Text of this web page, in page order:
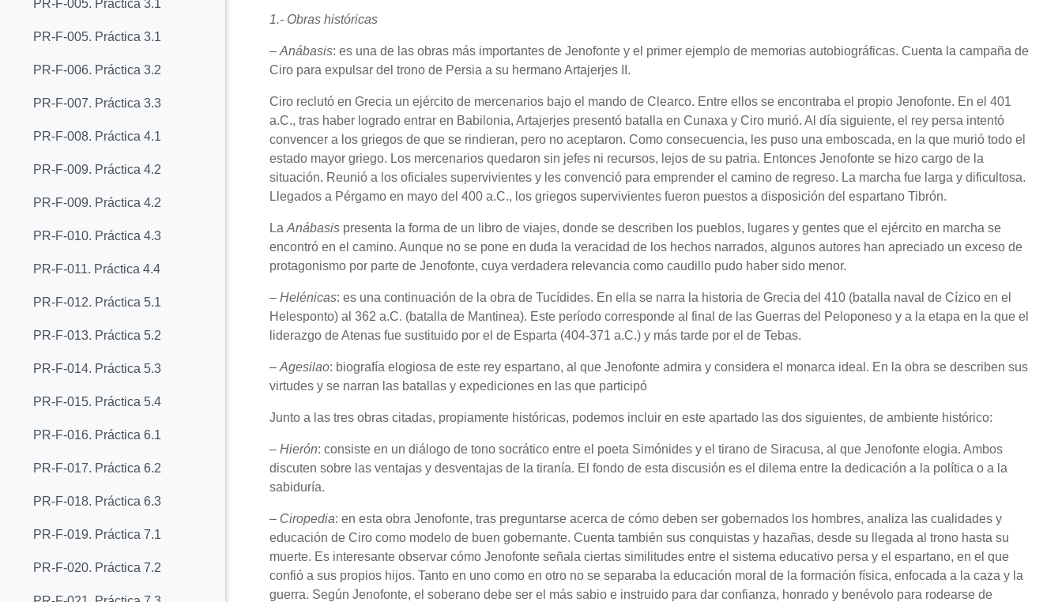
PR-F-005. Práctica 3.1
PR-F-005. Práctica 3.1
PR-F-006. Práctica 3.2
PR-F-007. Práctica 3.3
PR-F-008. Práctica 4.1
PR-F-009. Práctica 4.2
PR-F-009. Práctica 4.2
PR-F-010. Práctica 4.3
PR-F-011. Práctica 4.4
PR-F-012. Práctica 5.1
PR-F-013. Práctica 5.2
PR-F-014. Práctica 5.3
PR-F-015. Práctica 5.4
PR-F-016. Práctica 6.1
PR-F-017. Práctica 6.2
PR-F-018. Práctica 6.3
PR-F-019. Práctica 7.1
PR-F-020. Práctica 7.2
1.- Obras históricas
– Anábasis: es una de las obras más importantes de Jenofonte y el primer ejemplo de memorias autobiográficas. Cuenta la campaña de
Ciro para expulsar del trono de Persia a su hermano Artajerjes II.
Ciro reclutó en Grecia un ejército de mercenarios bajo el mando de Clearco. Entre ellos se encontraba el propio Jenofonte. En el 401
a.C., tras haber logrado entrar en Babilonia, Artajerjes presentó batalla en Cunaxa y Ciro murió. Al día siguiente, el rey persa intentó
convencer a los griegos de que se rindieran, pero no aceptaron. Como consecuencia, les puso una emboscada, en la que murió todo el
estado mayor griego. Los mercenarios quedaron sin jefes ni recursos, lejos de su patria. Entonces Jenofonte se hizo cargo de la
situación. Reunió a los oficiales supervivientes y les convenció para emprender el camino de regreso. La marcha fue larga y dificultosa.
Llegados a Pérgamo en mayo del 400 a.C., los griegos supervivientes fueron puestos a disposición del espartano Tibrón.
La Anábasis presenta la forma de un libro de viajes, donde se describen los pueblos, lugares y gentes que el ejército en marcha se
encontró en el camino. Aunque no se pone en duda la veracidad de los hechos narrados, algunos autores han apreciado un exceso de
protagonismo por parte de Jenofonte, cuya verdadera relevancia como caudillo pudo haber sido menor.
– Helénicas: es una continuación de la obra de Tucídides. En ella se narra la historia de Grecia del 410 (batalla naval de Cízico en el
Helesponto) al 362 a.C. (batalla de Mantinea). Este período corresponde al final de las Guerras del Peloponeso y a la etapa en la que el
liderazgo de Atenas fue sustituido por el de Esparta (404-371 a.C.) y más tarde por el de Tebas.
– Agesilao: biografía elogiosa de este rey espartano, al que Jenofonte admira y considera el monarca ideal. En la obra se describen sus
virtudes y se narran las batallas y expediciones en las que participó
Junto a las tres obras citadas, propiamente históricas, podemos incluir en este apartado las dos siguientes, de ambiente histórico:
– Hierón: consiste en un diálogo de tono socrático entre el poeta Simónides y el tirano de Siracusa, al que Jenofonte elogia. Ambos
discuten sobre las ventajas y desventajas de la tiranía. El fondo de esta discusión es el dilema entre la dedicación a la política o a la
sabiduría.
– Ciropedia: en esta obra Jenofonte, tras preguntarse acerca de cómo deben ser gobernados los hombres, analiza las cualidades y
educación de Ciro como modelo de buen gobernante. Cuenta también sus conquistas y hazañas, desde su llegada al trono hasta su
muerte. Es interesante observar cómo Jenofonte señala ciertas similitudes entre el sistema educativo persa y el espartano, en el que
confió a sus propios hijos. Tanto en uno como en otro no se separaba la educación moral de la formación física, enfocada a la caza y la
guerra. Según Jenofonte, el soberano debe ser el más sabio e instruido para dar confianza, honrado y benévolo para rodearse de